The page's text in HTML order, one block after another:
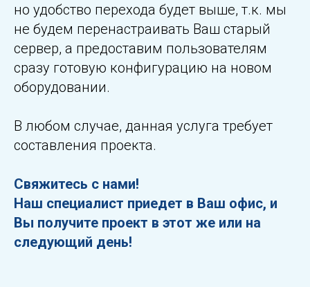
но удобство перехода будет выше, т.к. мы
не будем перенастраивать Ваш старый
сервер, а предоставим пользователям
сразу готовую конфигурацию на новом
оборудовании.
В любом случае, данная услуга требует
составления проекта.
Свяжитесь с нами!
Наш специалист приедет в Ваш офис, и
Вы получите проект в этот же или на
следующий день!